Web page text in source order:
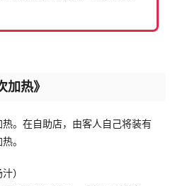
加热》
。在自助店，由客人自己将装有
。
）